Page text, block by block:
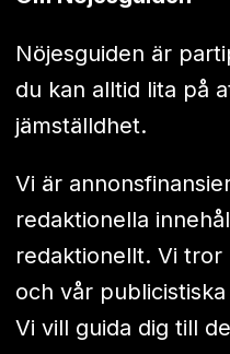
Nöjesguiden är
du kan alltid lita på
jämställdhet.
Vi är
redaktionella
redaktionellt. Vi tror
och vår
Vi vill guida dig till